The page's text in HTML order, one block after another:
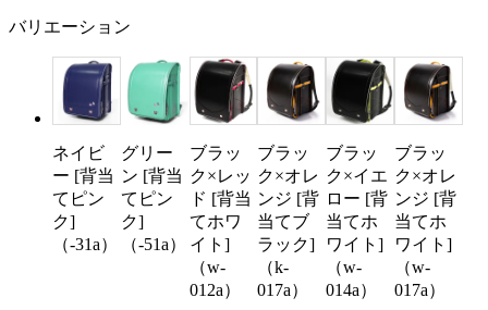
バリエーション
ネイビ
ー [背当
てピン
ク]
（-31a）
グリー
ン [背当
てピン
ク]
（-51a）
ブラッ
ク×レッ
ド [背当
てホワ
イト]
（w-
012a）
ブラッ
ク×オレ
ンジ [背
当てブ
ラック]
（k-
017a）
ブラッ
ク×イエ
ロー [背
当てホ
ワイト]
（w-
014a）
ブラッ
ク×オレ
ンジ [背
当てホ
ワイト]
（w-
017a）